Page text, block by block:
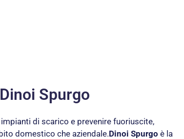
Spurgo
di scarico e prevenire fuoriuscite,
domestico che aziendale.Dinoi Spurgo è la